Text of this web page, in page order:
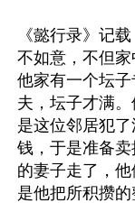
《懿行录》记
不如意，不但家
他家有一个坛
夫，坛子才满
是这位邻居犯
钱，于是准备
的妻子走了，
是他把所积攒